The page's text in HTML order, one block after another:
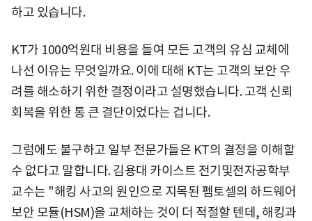
하고 있습니다.
KT가 1000억원대 비용을 들여 모든 고객의 유심 교체에
나선 이유는 무엇일까요. 이에 대해 KT는 고객의 보안 우
려를 해소하기 위한 결정이라고 설명했습니다. 고객 신뢰
회복을 위한 통 큰 결단이었다는 겁니다.
그럼에도 불구하고 일부 전문가들은 KT의 결정을 이해할
수 없다고 말합니다. 김용대 카이스트 전기및전자공학부
교수는 "해킹 사고의 원인으로 지목된 펨토셀의 하드웨어
보안 모듈(HSM)을 교체하는 것이 더 적절할 텐데, 해킹과